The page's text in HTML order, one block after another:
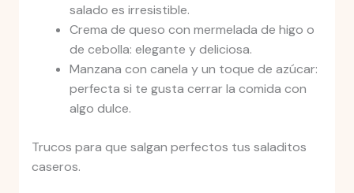
salado es irresistible.
Crema de queso con mermelada de higo o
de cebolla: elegante y deliciosa.
Manzana con canela y un toque de azúcar:
perfecta si te gusta cerrar la comida con
algo dulce.
Trucos para que salgan perfectos tus saladitos
caseros.